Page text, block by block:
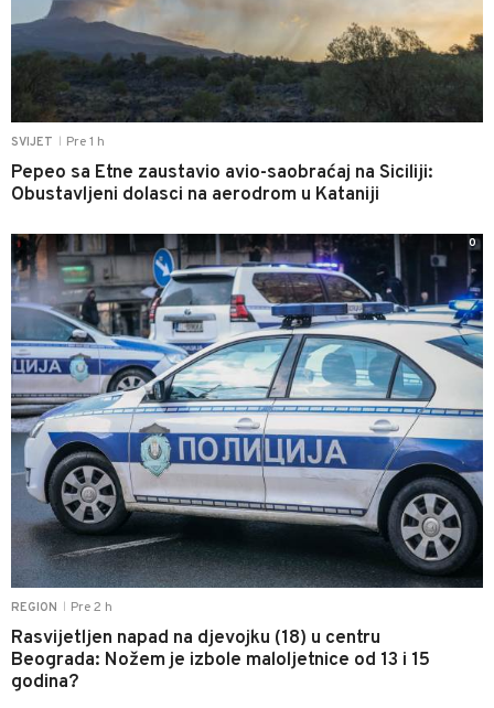
SVIJET Pre 1 h
Pepeo sa Etne zaustavio avio-saobraćaj na Siciliji:
Obustavljeni dolasci na aerodrom u Kataniji
REGION Pre 2 h
Rasvijetljen napad na djevojku (18) u centru
Beograda: Nožem je izbole maloljetnice od 13 i 15
godina?
0